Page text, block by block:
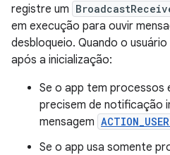
registre um
em execução para ouvir
desbloqueio. Quando o
após a inicialização:
Se o app tem processos
precisem de notificação
mensagem
Se o app usa somente